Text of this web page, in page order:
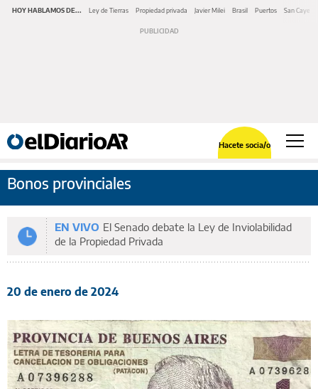
HOY HABLAMOS DE... Ley de Tierras Propiedad privada Javier Milei Brasil Puertos San
Hacete socia/o
Bonos provinciales
EN VIVO El Senado debate la Ley de Inviolabilidad
de la Propiedad Privada
20 de enero de 2024